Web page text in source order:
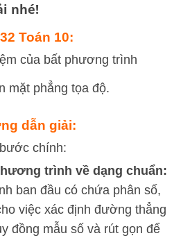
nhé!
Toán 10:
của bất phương trình
mặt phẳng tọa độ.
dẫn giải:
chính:
trình về dạng chuẩn:
ban đầu có chứa phân số,
việc xác định đường thẳng
đồng mẫu số và rút gọn để